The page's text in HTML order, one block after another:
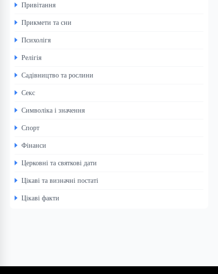
Привітання
Прикмети та сни
Психолігя
Релігія
Садівництво та рослини
Секс
Символіка і значення
Спорт
Фінанси
Церковні та святкові дати
Цікаві та визначні постаті
Цікаві факти